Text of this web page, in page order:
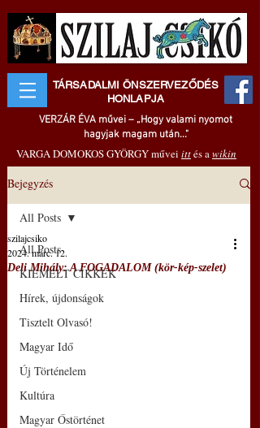
TÁRSADALMI ÖNSZERVEZŐDÉS
HONLAPJA
VERZÁR ÉVA művei – „Hogy valami nyomot
hagyjak magam után..."
VARGA DOMOKOS GYÖRGY művei ittés awikin
Bejegyzés
All Posts
KIEMELT CIKKEK
Hírek, újdonságok
Tisztelt Olvasó!
Magyar Idő
Új Történelem
Kultúra
Magyar Őstörténet
All Posts
Deli Mihály: A FOGADALOM (kör-kép-szelet)
szilajcsiko
2024. márc. 12.